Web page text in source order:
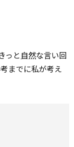
っと 自然な言い回
までに私が考え